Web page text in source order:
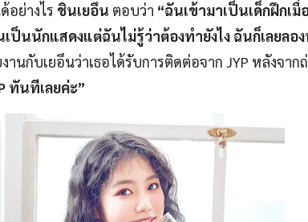
อย่างไร ชินเยอึน ตอบว่า “ฉันเข้ามาเป็นเด็กฝึกเมื่
นนักแสดงแต่ฉันไม่รู้ว่าต้องทำยังไง ฉันก็เลยลอง
านกับเยอึนว่าเธอได้รับการติดต่อจาก JYP หลังจาก
ทันทีเลยค่ะ”